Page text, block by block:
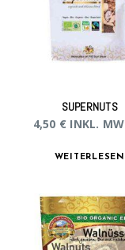
SUPERNUTS
4,50 € INKL.
WEITERLESEN